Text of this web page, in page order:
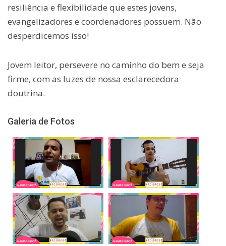
resiliência e flexibilidade que estes jovens,
evangelizadores e coordenadores possuem. Não
desperdicemos isso!
Jovem leitor, persevere no caminho do bem e seja
firme, com as luzes de nossa esclarecedora
doutrina.
Galeria de Fotos